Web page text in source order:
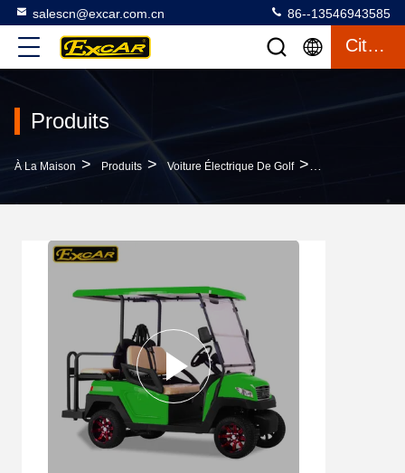
salescn@excar.com.cn 86--13546943585
Citation
Produits
À La Maison > Produits > Voiture Électrique De Golf >